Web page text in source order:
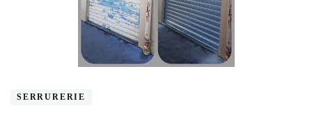
SERRURERIE